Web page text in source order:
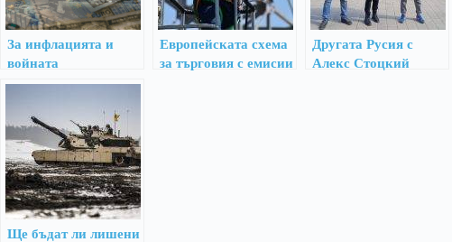
За инфлацията и
войната
Европейската схема
за търговия с емисии
Другата Русия с
Алекс Стоцкий
Ще бъдат ли лишени